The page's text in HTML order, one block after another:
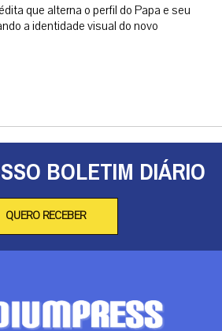
que alterna o perfil do Papa e seu
a identidade visual do novo
BOLETIM DIÁRIO
QUERO RECEBER